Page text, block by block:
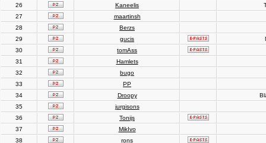
26
Kaneelis
27
maartinsh
28
Berzs
29
gucis
30
tomAss
31
Hamlets
32
bugo
33
PP
34
Droopy
35
jurgisons
36
Tonijs
37
MikIvo
38
rons